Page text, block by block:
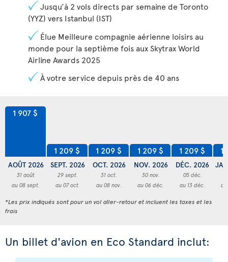
Jusqu’à 2 vols directs par semaine de Toronto
(YYZ) vers Istanbul (IST)
Élue Meilleure compagnie aérienne loisirs au
monde pour la septième fois aux Skytrax World
Airline Awards 2025
À votre service depuis près de 40 ans
1 907 $
AOÛT 2026
31 août
au 08 sept.
1 209 $
SEPT. 2026
29 sept.
au 07 oct.
1 209 $
OCT. 2026
31 oct.
au 08 nov.
1 209 $
NOV. 2026
30 nov.
au 06 déc.
1 209 $
DÉC. 2026
05 déc.
au 13 déc.
1
*Les prix indiqués sont pour un vol aller-retour et incluent les taxes et les
frais
Un billet d'avion en Eco Standard inclut: